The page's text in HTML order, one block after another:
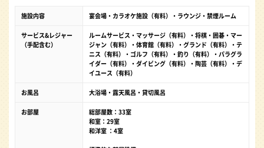
施設内容 宴会場・カラオケ施設（有料）・ラウンジ・禁煙ルーム
サービス&レジャー
（手配含む）
ルームサービス・マッサージ（有料）・将棋・囲碁・マー
ジャン（有料）・体育館（有料）・グランド（有料）・テ
ニス（有料）・ゴルフ（有料）・釣り（有料）・パラグラ
イダー（有料）・ダイビング（有料）・陶芸（有料）・デ
イユース（有料）
お風呂 大浴場・露天風呂・貸切風呂
お部屋
総部屋数：33室
和室：29室
和洋室 ：4室